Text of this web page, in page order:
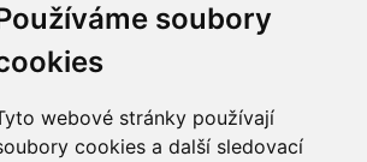
soubory
webové stránky používají
cookies a další sledovací